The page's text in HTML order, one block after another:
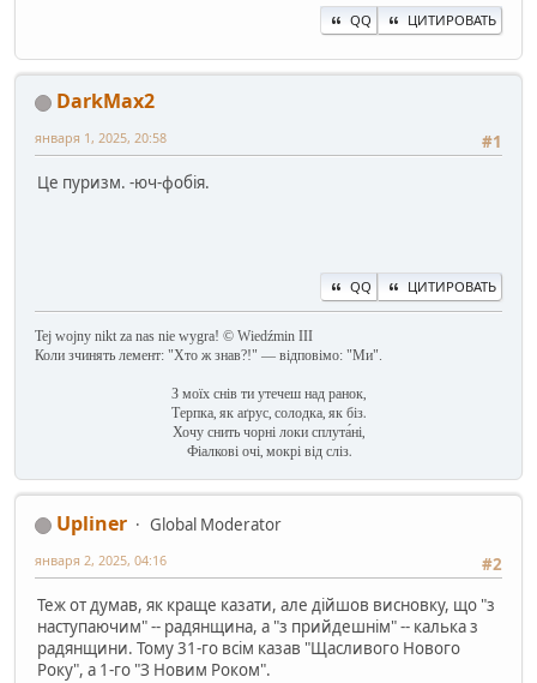
QQ ЦИТИРОВАТЬ
DarkMax2
#1
января 1, 2025, 20:58
Це пуризм. -юч-фобія.
QQ ЦИТИРОВАТЬ
Tej wojny nikt za nas nie wygra! © Wiedźmin III
Коли зчинять лемент: "Хто ж знав?!" — відповімо: "Ми".
З моїх снів ти утечеш над ранок,
Терпка, як аґрус, солодка, як біз.
Хочу снить чорні локи сплута́ні,
Фіалкові очі, мокрі від сліз.
Upliner
Global Moderator
#2
января 2, 2025, 04:16
Теж от думав, як краще казати, але дійшов висновку, що "з
наступаючим" -- радянщина, а "з прийдешнім" -- калька з
радянщини. Тому 31-го всім казав "Щасливого Нового
Року", а 1-го "З Новим Роком".